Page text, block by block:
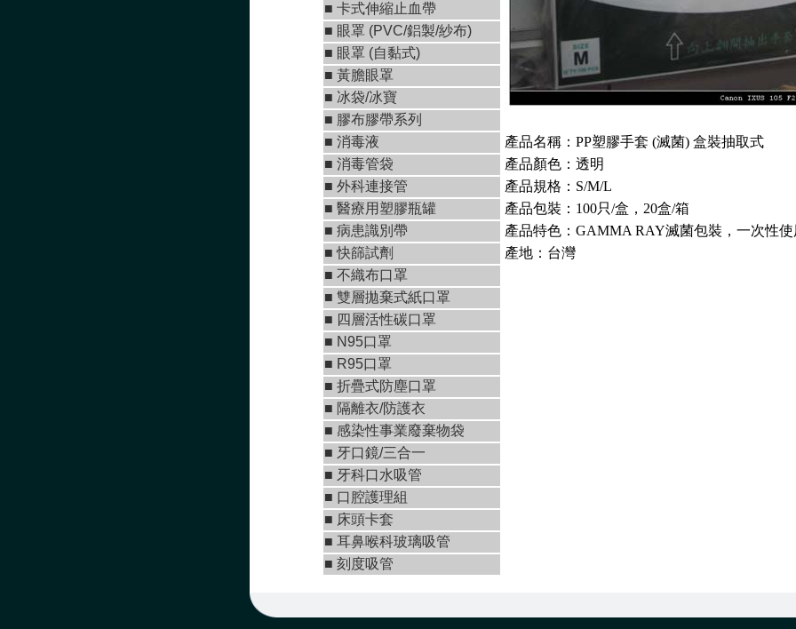
■ 卡式伸縮止血帶
■ 眼罩 (PVC/鋁製/紗布)
■ 眼罩 (自黏式)
■ 黃膽眼罩
■ 冰袋/冰寶
■ 膠布膠帶系列
■ 消毒液
■ 消毒管袋
■ 外科連接管
■ 醫療用塑膠瓶罐
■ 病患識別帶
■ 快篩試劑
■ 不織布口罩
■ 雙層拋棄式紙口罩
■ 四層活性碳口罩
■ N95口罩
■ R95口罩
■ 折疊式防塵口罩
■ 隔離衣/防護衣
■ 感染性事業廢棄物袋
■ 牙口鏡/三合一
■ 牙科口水吸管
■ 口腔護理組
■ 床頭卡套
■ 耳鼻喉科玻璃吸管
■ 刻度吸管
產品名稱：PP塑膠手套 (滅菌) 盒裝抽取式
產品顏色：透明
產品規格：S/M/L
產品包裝：100只/盒，20盒/箱
產品特色：GAMMA RAY滅菌包裝，一次性使
產地：台灣